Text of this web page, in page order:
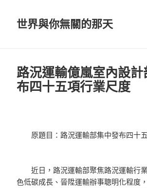
世界與你無關的那天
路況運輸億嵐室內設
布四十五項行業尺度
原題目：路況運輸部集中發布四十
近日，路況運輸部聚焦路況運輸行
色低碳成長、晉陞運輸辦事聰明化程度